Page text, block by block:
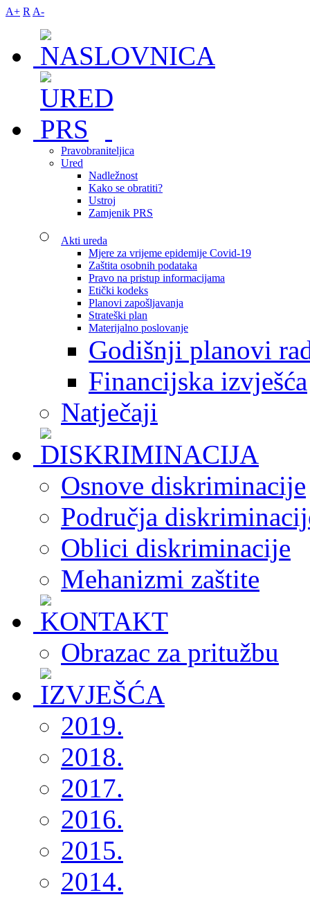
A+ R A-
Pravobraniteljica
Ured
Nadležnost
Kako se obratiti?
Ustroj
Zamjenik PRS
Akti ureda
Mjere za vrijeme epidemije Covid-19
Zaštita osobnih podataka
Pravo na pristup informacijama
Etički kodeks
Planovi zapošljavanja
Strateški plan
Materijalno poslovanje
Godišnji planovi
Financijska izvješća
Natječaji
Osnove diskriminacije
Područja
Oblici diskriminacije
Mehanizmi zaštite
Obrazac za pritužbu
2019.
2018.
2017.
2016.
2015.
2014.